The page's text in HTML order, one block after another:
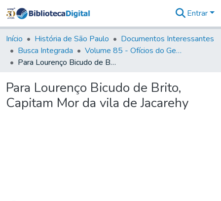
&
Coleções
Tudo na
Biblioteca
Estatísticas
Entrar
Início História de São Paulo
Documentos Interessantes
Busca Integrada
Volume 85 - Ofícios do General Francisco da Cunha Menezes (Governador da Capitania): 1782- 1786
Para Lourenço Bicudo de Brito, Capitam Mor da vila de Jacarehy
Para Lourenço Bicudo de Brito,
Capitam Mor da vila de Jacarehy